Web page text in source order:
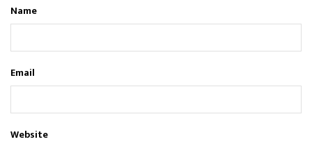
Name
Email
Website